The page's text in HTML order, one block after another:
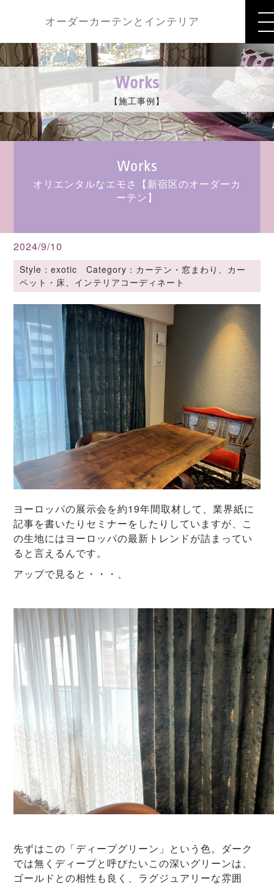
オーダーカーテンとインテリア
Works
【施工事例】
Works
オリエンタルなエモさ【新宿区のオーダーカ
ーテン】
2024/9/10
Style：exotic Category：カーテン・窓まわり、カー
ペット・床、インテリアコーディネート
ヨーロッパの展示会を約19年間取材して、業界紙に
記事を書いたりセミナーをしたりしていますが、こ
の生地にはヨーロッパの最新トレンドが詰まってい
ると言えるんです。
アップで見ると・・・、
先ずはこの「ディープグリーン」という色。ダーク
では無くディープと呼びたいこの深いグリーンは、
ゴールドとの相性も良く、ラグジュアリーな雰囲